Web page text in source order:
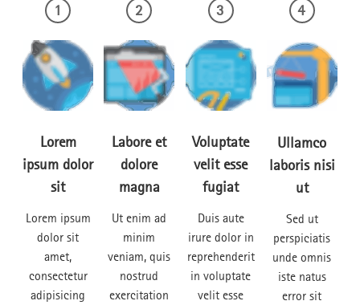
1
Lorem
ipsum dolor
sit
Lorem ipsum
dolor sit
amet,
consectetur
adipisicing
2
Labore et
dolore
magna
Ut enim ad
minim
veniam, quis
nostrud
exercitation
3
Voluptate
velit esse
fugiat
Duis aute
irure dolor in
reprehenderit
in voluptate
velit esse
4
Ullamco
laboris nisi
ut
Sed ut
perspiciatis
unde omnis
iste natus
error sit